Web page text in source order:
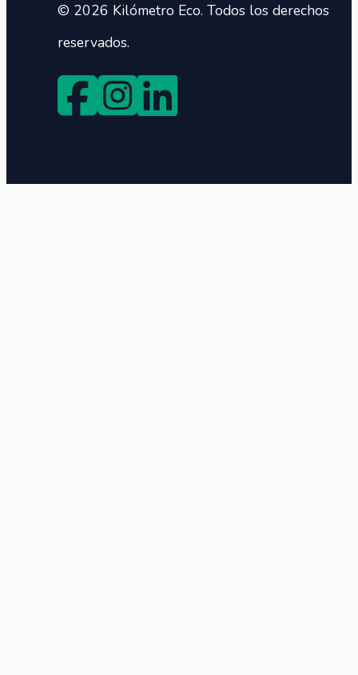
© 2026 Kilómetro Eco. Todos los derechos
reservados.